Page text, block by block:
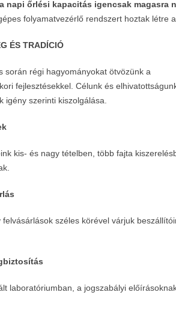
a napi őrlési kapacitás igencsak magasra
folyamatvezérlő rendszert hoztak létre
ÉS TRADÍCIÓ
során régi hagyományokat ötvözünk a
fejlesztésekkel. Célunk és
igény szerinti kiszolgálása.
kis- és nagy tételben, több fajta
felvásárlások széles körével várjuk
laboratóriumban, a jogszabályi